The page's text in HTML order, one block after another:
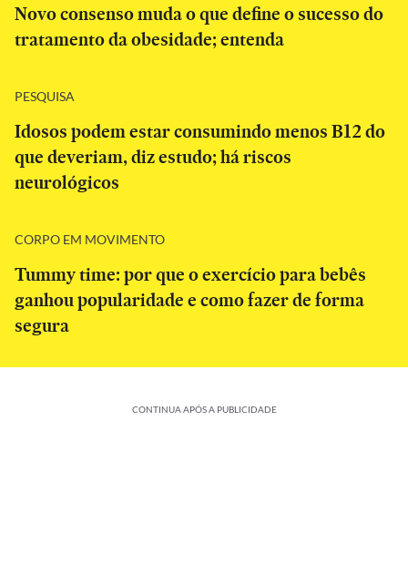
Novo consenso muda o que define o sucesso do
tratamento da obesidade; entenda
PESQUISA
Idosos podem estar consumindo menos B12 do
que deveriam, diz estudo; há riscos
neurológicos
CORPO EM MOVIMENTO
Tummy time: por que o exercício para bebês
ganhou popularidade e como fazer de forma
segura
CONTINUA APÓS A PUBLICIDADE